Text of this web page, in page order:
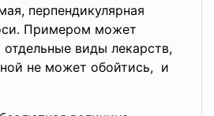
перпендикулярная
Примером может
виды лекарств,
не может обойтись, и